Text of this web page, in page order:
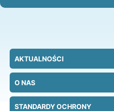
AKTUALNOŚCI
O NAS
STANDARDY OCHRONY